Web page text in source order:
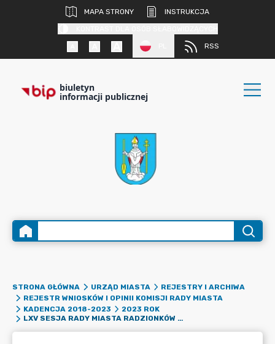
MAPA STRONY
INSTRUKCJA
RSS
biuletyn
informacji publicznej
STRONA GŁÓWNA URZĄD MIASTA
REJESTRY I ARCHIWA
REJESTR WNIOSKÓW I OPINII KOMISJI RADY MIASTA
KADENCJA 2018-2023
2023 ROK
LXV SESJA RADY MIASTA RADZIONKÓW W DNIU 28 GRUDNIA 2023 ROKU